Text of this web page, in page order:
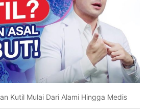
Kutil Mulai Dari Alami Hingga Medis